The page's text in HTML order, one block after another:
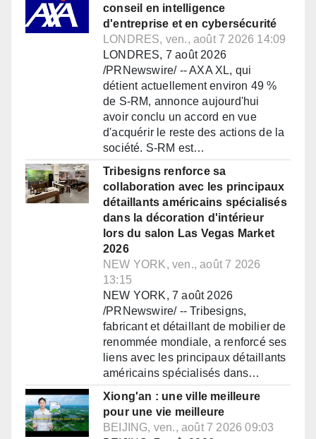
conseil en intelligence
d'entreprise et en cybersécurité
LONDRES, ven., août 7 2026 14:09
LONDRES, 7 août 2026
/PRNewswire/ -- AXA XL, qui
détient actuellement environ 49 %
de S-RM, annonce aujourd'hui
avoir conclu un accord en vue
d'acquérir le reste des actions de la
société. S-RM est…
Tribesigns renforce sa
collaboration avec les principaux
détaillants américains spécialisés
dans la décoration d'intérieur
lors du salon Las Vegas Market
2026
NEW YORK, ven., août 7 2026
13:15
NEW YORK, 7 août 2026
/PRNewswire/ -- Tribesigns,
fabricant et détaillant de mobilier de
renommée mondiale, a renforcé ses
liens avec les principaux détaillants
américains spécialisés dans…
Xiong'an : une ville meilleure
pour une vie meilleure
BEIJING, ven., août 7 2026 09:03